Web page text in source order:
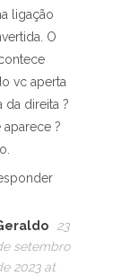
ligação
O
vc aperta
da direita ?
aparece ?
23
setembro
2023 at